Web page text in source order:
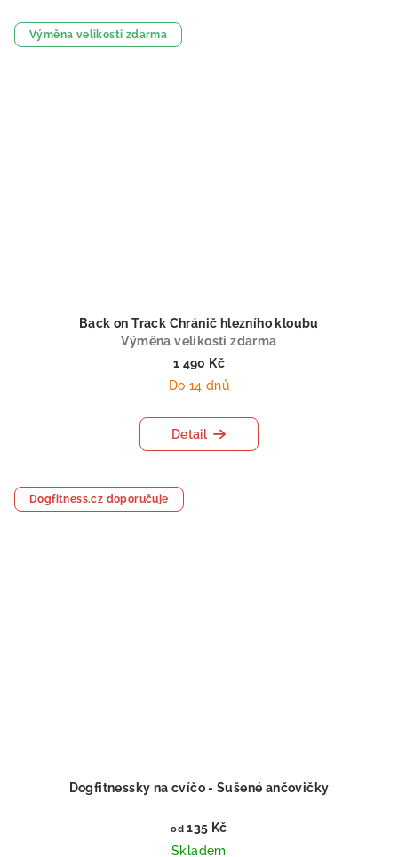
Výměna velikosti zdarma
Back on Track Chránič hlezního kloubu
Výměna velikosti zdarma
1 490 Kč
Do 14 dnů
Detail
Dogfitness.cz doporučuje
Dogfitnessky na cvíčo - Sušené ančovičky
od 135 Kč
Skladem